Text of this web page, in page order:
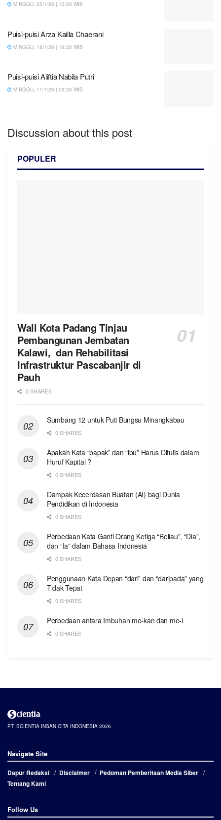
MINGGU, 25/1/26 | 13:00 WIB
Puisi-puisi Arza Kailla Chaerani
MINGGU, 18/1/26 | 19:35 WIB
Puisi-puisi Aliftia Nabila Putri
MINGGU, 11/1/26 | 09:26 WIB
Discussion about this post
POPULER
Wali Kota Padang Tinjau
Pembangunan Jembatan
Kalawi, dan Rehabilitasi
Infrastruktur Pascabanjir di
Pauh
0 SHARES
Sumbang 12 untuk Puti Bungsu Minangkabau
0 SHARES
Apakah Kata “bapak” dan “ibu” Harus Ditulis dalam
Huruf Kapital ?
0 SHARES
Dampak Kecerdasan Buatan (AI) bagi Dunia
Pendidikan di Indonesia
0 SHARES
Perbedaan Kata Ganti Orang Ketiga “Beliau”, “Dia”,
dan “Ia” dalam Bahasa Indonesia
0 SHARES
Penggunaan Kata Depan “dari” dan “daripada” yang
Tidak Tepat
0 SHARES
Perbedaan antara Imbuhan me-kan dan me-i
0 SHARES
PT. SCIENTIA INSAN CITA INDONESIA 2026
Navigate Site
Dapur Redaksi Disclaimer
Pedoman Pemberitaan Media Siber
Tentang Kami
Follow Us